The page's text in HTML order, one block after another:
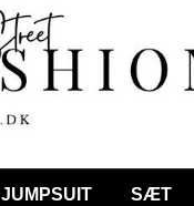
JUMPSUIT SÆT